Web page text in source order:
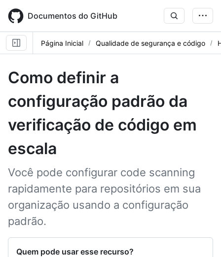
main
content
Documentos do GitHub
Página Inicial Qualidade de segurança e código
Como definir a
configuração padrão da
verificação de código em
escala
Você pode configurar code scanning
rapidamente para repositórios em sua
organização usando a configuração
padrão.
Quem pode usar esse recurso?